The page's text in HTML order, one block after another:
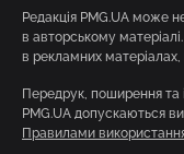
Редакція PMG.UA може
в авторському
в рекламних матеріалах,
Передрук, поширення та
PMG.UA допускаються
Правилами